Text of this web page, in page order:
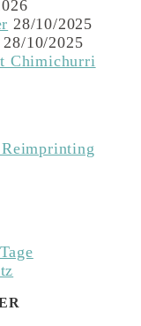
28/10/2025
28/10/2025
Chimichurri